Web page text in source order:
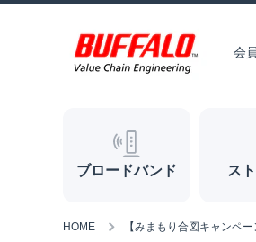
会
ブロードバンド ス
HOME 【みまもり合図キャンペ